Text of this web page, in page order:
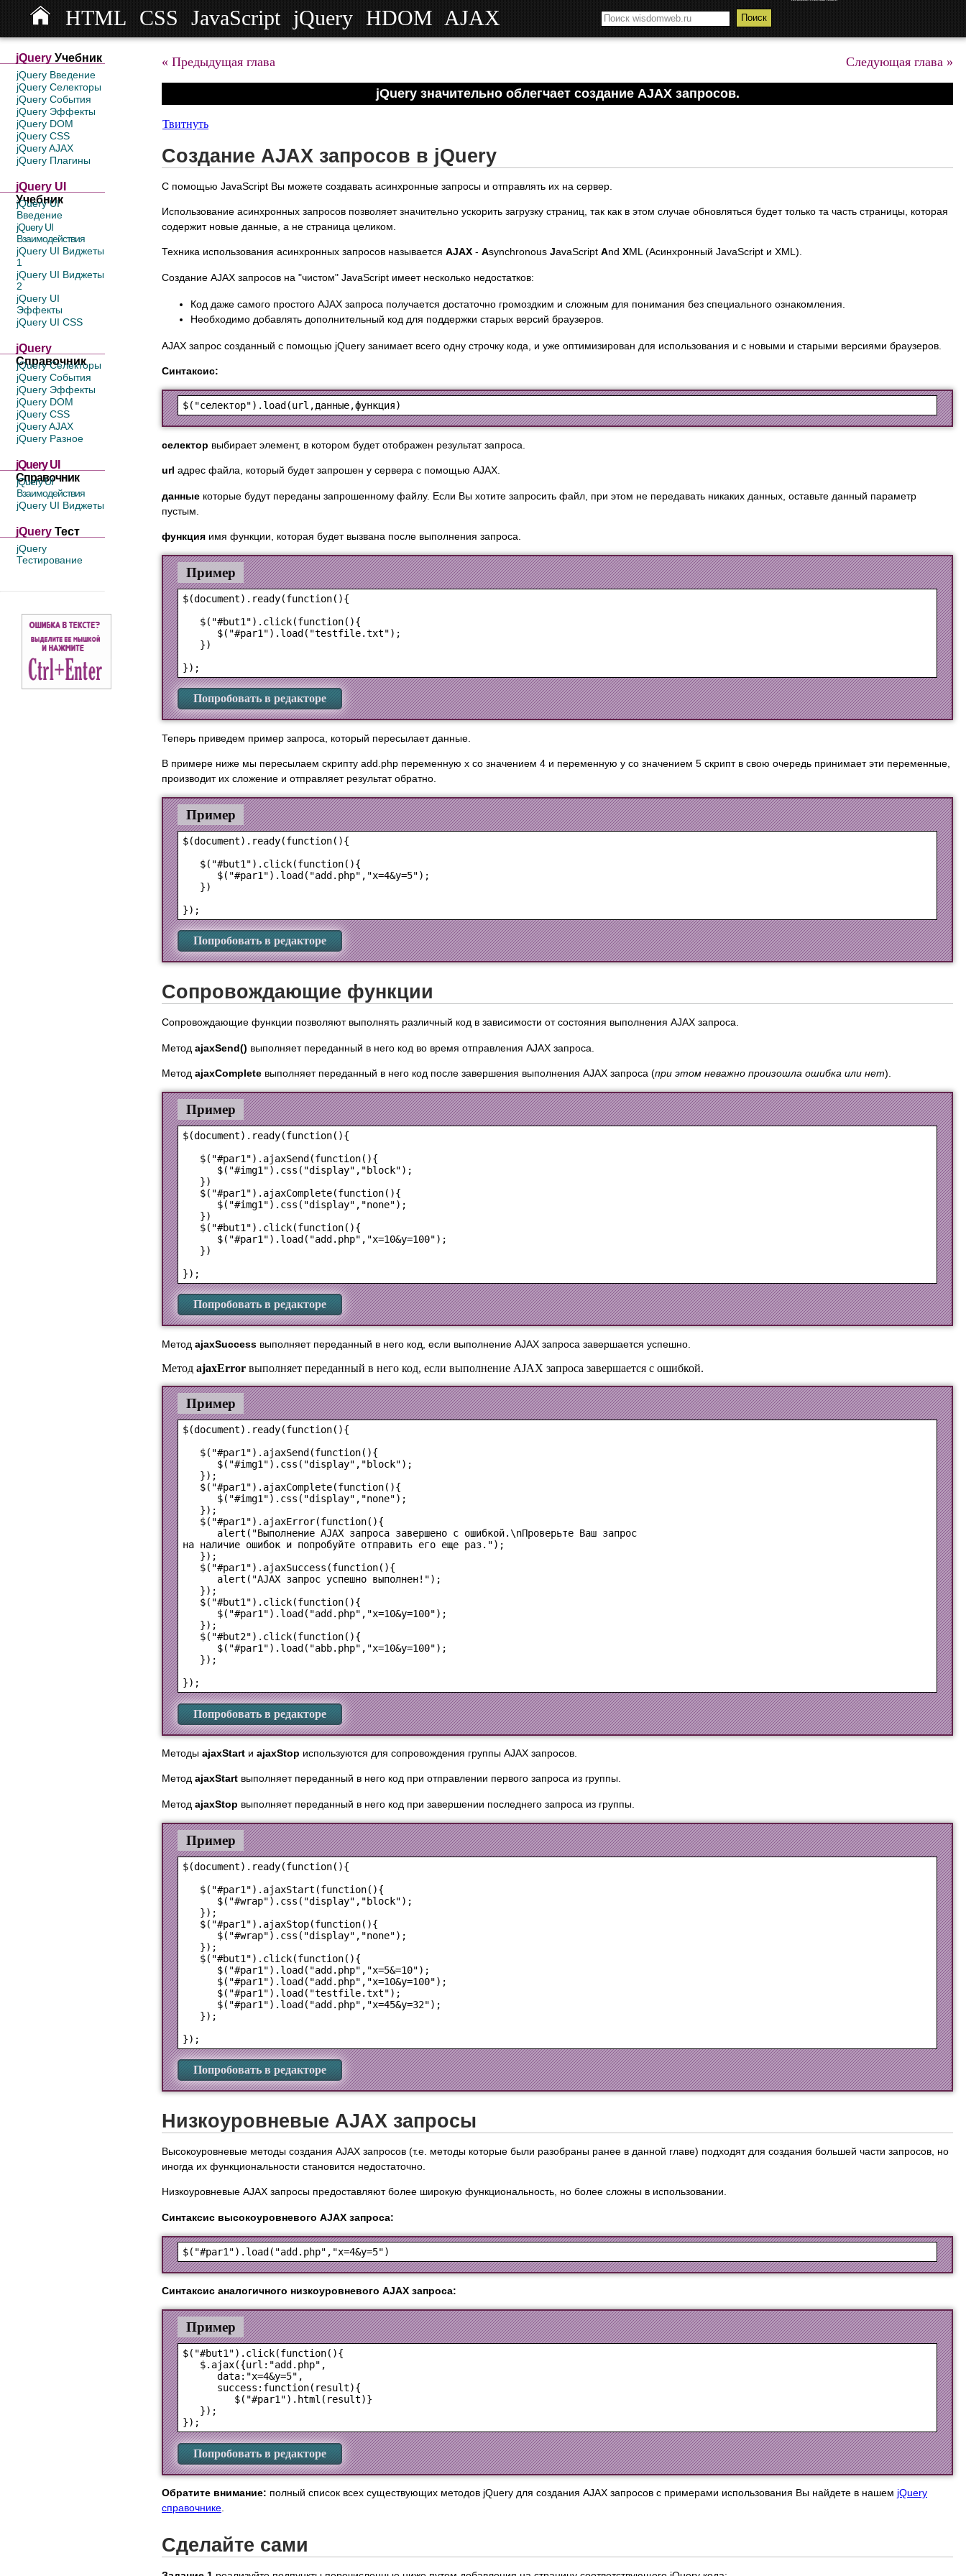
HTML CSS JavaScript jQuery HDOM AJAX
jQuery Учебник
jQuery Введение
jQuery Селекторы
jQuery События
jQuery Эффекты
jQuery DOM
jQuery CSS
jQuery AJAX
jQuery Плагины
jQuery UI
Учебник
jQuery UI
Введение
jQuery UI
Взаимодействия
jQuery UI Виджеты
1
jQuery UI Виджеты
2
jQuery UI
Эффекты
jQuery UI CSS
jQuery
Справочник
jQuery Селекторы
jQuery События
jQuery Эффекты
jQuery DOM
jQuery CSS
jQuery AJAX
jQuery Разное
jQuery UI
Справочник
jQuery UI
Взаимодействия
jQuery UI Виджеты
jQuery Тест
jQuery
Тестирование
« Предыдущая глава Следующая глава »
jQuery значительно облегчает создание AJAX запросов.
Твитнуть
Создание AJAX запросов в jQuery
С помощью JavaScript Вы можете создавать асинхронные запросы и отправлять их на сервер.
Использование асинхронных запросов позволяет значительно ускорить загрузку страниц, так как в этом случае обновляться будет только та часть страницы, которая
содержит новые данные, а не страница целиком.
Техника использования асинхронных запросов называется AJAX - Asynchronous JavaScript And XML (Асинхронный JavaScript и XML).
Создание AJAX запросов на "чистом" JavaScript имеет несколько недостатков:
Код даже самого простого AJAX запроса получается достаточно громоздким и сложным для понимания без специального ознакомления.
Необходимо добавлять дополнительный код для поддержки старых версий браузеров.
AJAX запрос созданный с помощью jQuery занимает всего одну строчку кода, и уже оптимизирован для использования и с новыми и старыми версиями браузеров.
Синтаксис:
селектор выбирает элемент, в котором будет отображен результат запроса.
url адрес файла, который будет запрошен у сервера с помощью AJAX.
данные которые будут переданы запрошенному файлу. Если Вы хотите запросить файл, при этом не передавать никаких данных, оставьте данный параметр
пустым.
функция имя функции, которая будет вызвана после выполнения запроса.
Пример
$(document).ready(function(){
   $("#but1").click(function(){
      $("#par1").load("testfile.txt");
   })
Попробовать в редакторе
Теперь приведем пример запроса, который пересылает данные.
В примере ниже мы пересылаем скрипту add.php переменную x со значением 4 и переменную y со значением 5 скрипт в свою очередь принимает эти переменные,
производит их сложение и отправляет результат обратно.
Пример
$(document).ready(function(){
   $("#but1").click(function(){
      $("#par1").load("add.php","x=4&y=5");
   })
Попробовать в редакторе
Сопровождающие функции
Сопровождающие функции позволяют выполнять различный код в зависимости от состояния выполнения AJAX запроса.
Метод ajaxSend() выполняет переданный в него код во время отправления AJAX запроса.
Метод ajaxComplete выполняет переданный в него код после завершения выполнения AJAX запроса (при этом неважно произошла ошибка или нет).
Пример
$(document).ready(function(){
   $("#par1").ajaxSend(function(){
      $("#img1").css("display","block");
   })
   $("#par1").ajaxComplete(function(){
      $("#img1").css("display","none");
   })
   $("#but1").click(function(){
      $("#par1").load("add.php","x=10&y=100");
   })
Попробовать в редакторе
Метод ajaxSuccess выполняет переданный в него код, если выполнение AJAX запроса завершается успешно.
Метод ajaxError выполняет переданный в него код, если выполнение AJAX запроса завершается с ошибкой.
Пример
$(document).ready(function(){
   $("#par1").ajaxSend(function(){
      $("#img1").css("display","block");
   });
   $("#par1").ajaxComplete(function(){
      $("#img1").css("display","none");
   });
   $("#par1").ajaxError(function(){
      alert("Выполнение AJAX запроса завершено с ошибкой.\nПроверьте Ваш запрос
на наличие ошибок и попробуйте отправить его еще раз.");
   });
   $("#par1").ajaxSuccess(function(){
      alert("AJAX запрос успешно выполнен!");
   });
   $("#but1").click(function(){
      $("#par1").load("add.php","x=10&y=100");
   });
   $("#but2").click(function(){
      $("#par1").load("abb.php","x=10&y=100");
   });
Попробовать в редакторе
Методы ajaxStart и ajaxStop используются для сопровождения группы AJAX запросов.
Метод ajaxStart выполняет переданный в него код при отправлении первого запроса из группы.
Метод ajaxStop выполняет переданный в него код при завершении последнего запроса из группы.
Пример
$(document).ready(function(){
   $("#par1").ajaxStart(function(){
      $("#wrap").css("display","block");
   });
   $("#par1").ajaxStop(function(){
      $("#wrap").css("display","none");
   });
   $("#but1").click(function(){
      $("#par1").load("add.php","x=5&=10");
      $("#par1").load("add.php","x=10&y=100");
      $("#par1").load("testfile.txt");
      $("#par1").load("add.php","x=45&y=32");
   });
Попробовать в редакторе
Низкоуровневые AJAX запросы
Высокоуровневые методы создания AJAX запросов (т.е. методы которые были разобраны ранее в данной главе) подходят для создания большей части запросов, но
иногда их функциональности становится недостаточно.
Низкоуровневые AJAX запросы предоставляют более широкую функциональность, но более сложны в использовании.
Синтаксис высокоуровневого AJAX запроса:
Синтаксис аналогичного низкоуровневого AJAX запроса:
Пример
$("#but1").click(function(){
   $.ajax({url:"add.php",
      data:"x=4&y=5",
      success:function(result){
         $("#par1").html(result)}
   });
Попробовать в редакторе
Обратите внимание: полный список всех существующих методов jQuery для создания AJAX запросов с примерами использования Вы найдете в нашем jQuery
справочнике
Сделайте сами